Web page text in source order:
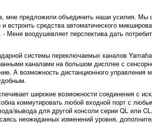
мне предложили объединить наши усилия.
встроить средства автоматического
воодушевляет перспектива дать
системы переключаемых каналов
каналами на большом дисплее с
А возможность дистанционного
широкие возможности соединения с
коммутировать любой входной порт с
вывода для другой консоли серии QL или
неожиданных изменений уровня,